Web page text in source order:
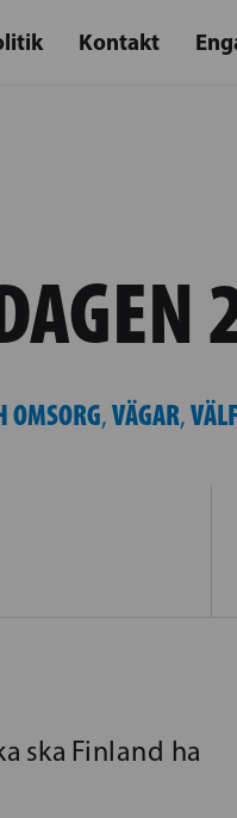
Kontakt
OMSORG,VÄGAR,
ska Finland ha